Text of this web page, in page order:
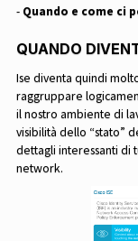
- Quando e come ci
QUANDO
Ise diventa quindi
raggruppare
il nostro ambiente di
visibilità dello “stato”
dettagli interessanti di
network.